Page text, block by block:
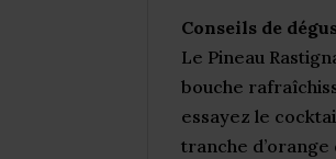
Conseils de
Le Pineau
bouche
essayez le
tranche